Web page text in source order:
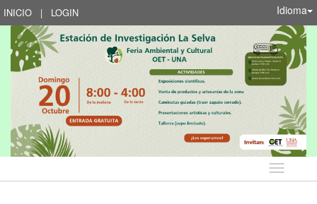
INICIO | LOGIN Idioma
Idioma